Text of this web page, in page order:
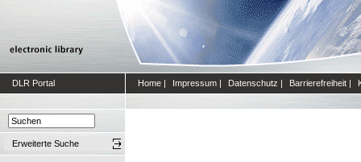
DLR Portal Home | Impressum | Datenschutz | Barrierefreiheit |
Erweiterte Suche